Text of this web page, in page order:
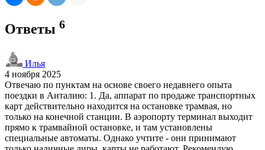
Ответы 6
Илья
4 ноября 2025
Отвечаю по пунктам на основе своего недавнего опыта
поездки в Анталию: 1. Да, аппарат по продаже транспортных
карт действительно находится на остановке трамвая, но
только на конечной станции. В аэропорту терминал выходит
прямо к трамвайной остановке, и там установлены
специальные автоматы. Однако учтите - они принимают